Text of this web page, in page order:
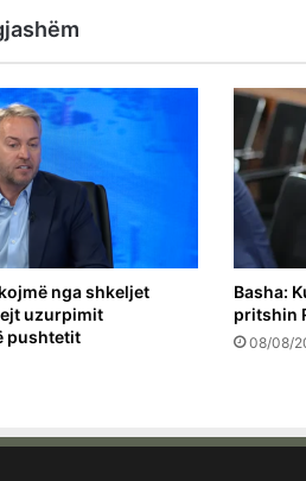
nga shkeljet
uzurpimit
pushtetit
Basha:
pritshin
08/08/